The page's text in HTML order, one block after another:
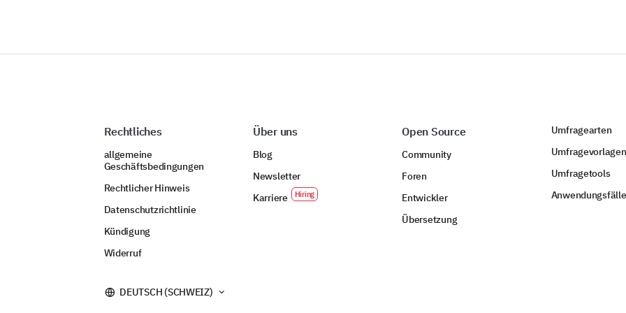
Rechtliches
allgemeine
Geschäftsbedingungen
Rechtlicher Hinweis
Datenschutzrichtlinie
Kündigung
Widerruf
Über uns
Blog
Newsletter
Karriere
Open Source
Community
Foren
Entwickler
Übersetzung
Umfragearten
Umfragevorlagen
Umfragetools
Anwendungsfälle
DEUTSCH (SCHWEIZ)